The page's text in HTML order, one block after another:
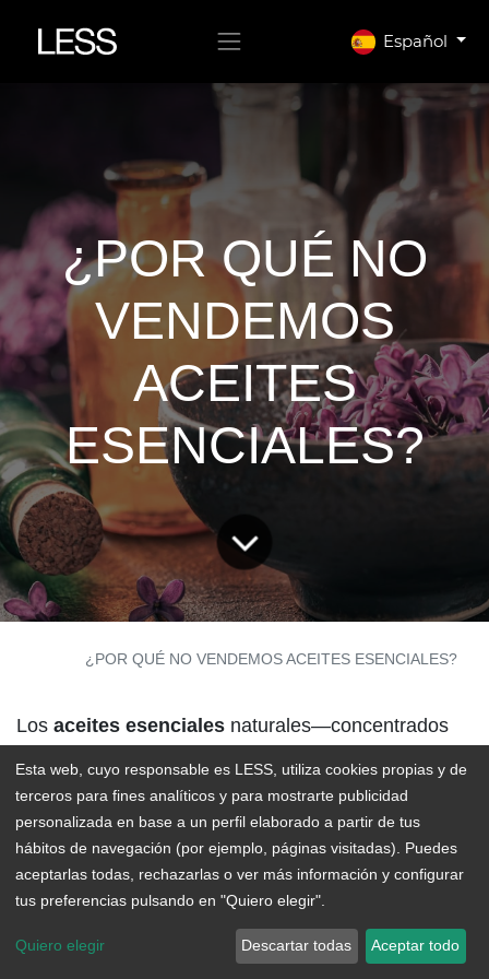
Español
¿POR QUÉ NO
VENDEMOS
ACEITES
ESENCIALES?
¿POR QUÉ NO VENDEMOS ACEITES ESENCIALES?
Los aceites esenciales naturales—concentrados
de extractos de plantas que conservan el aroma o
sabor de la planta original—han ganado popularidad
en los últimos años. De hecho, en 2016, esta
industria estaba valorada en unos7 mil millones
de dólares, mientras que en 2022 su valor de
mercado ascendió a casi22 mil millones de
previsión de crecimiento anual
Esta web, cuyo responsable es LESS, utiliza cookies propias y de
terceros para fines analíticos y para mostrarte publicidad
personalizada en base a un perfil elaborado a partir de tus
hábitos de navegación (por ejemplo, páginas visitadas). Puedes
aceptarlas todas, rechazarlas o ver más información y configurar
tus preferencias pulsando en "Quiero elegir".
Quiero elegir Descartar todas Aceptar todo